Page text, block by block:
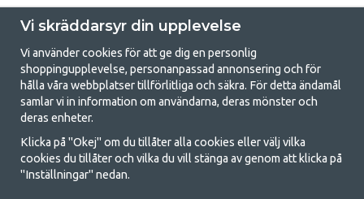
GetCamping.se - Din butik för camping
och uteliv
Att campa kan antingen vara en livsstil eller ett sätt att samla familjen
för ett gemensamt äventyr. Oavsett vilken kategori du tillhör hittar du
Vi skräddarsyr din upplevelse
Vi använder cookies för att ge dig en personlig
shoppingupplevelse, personanpassad annonsering och för
hålla våra webbplatser tillförlitliga och säkra. För detta ändamål
samlar vi in information om användarna, deras mönster och
deras enheter.
Klicka på "Okej" om du tillåter alla cookies eller välj vilka
cookies du tillåter och vilka du vill stänga av genom att klicka på
"Inställningar" nedan.